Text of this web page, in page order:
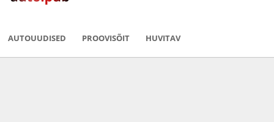
AUTOUUDISED PROOVISÕIT HUVITAV